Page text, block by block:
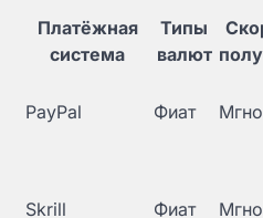
Платёжная
система
Типы
валют
PayPal Фиат
Skrill Фиат